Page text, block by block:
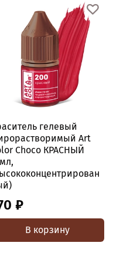
гелевый
Art
Choco КРАСНЫЙ
₽
В корзину